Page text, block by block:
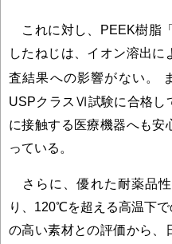
これに対し、PEEK樹脂
したねじは、イオン溶出
査結果への影響がない。
USPクラスⅥ試験に合格し
に接触する医療機器へも安
っている。
さらに、優れた耐薬品
り、120℃を超える高温下
の高い素材との評価から、